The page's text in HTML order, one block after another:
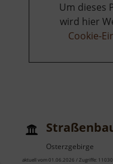
Um dieses
wird hier
Cookie-
Osterzgebirge
aktuell vom 01.06.2026 / Zugriffe: 11030